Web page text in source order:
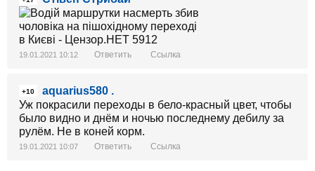
19.01.2021 10:12 Ответить Ссылка
+10
aquarius580 .
Уж покрасили переходы в бело-красный цвет, чтобы
было видно и днём и ночью последнему дебилу за
рулём. Не в коней корм.
19.01.2021 10:07 Ответить Ссылка